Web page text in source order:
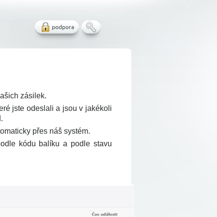
zásilek.
jste odeslali a jsou v jakékoli
přes náš systém.
kódu balíku a podle stavu
podpora